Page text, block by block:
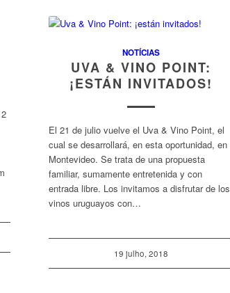
NOTÍCIAS
UVA & VINO POINT:
¡ESTÁN INVITADOS!
El 21 de julio vuelve el Uva & Vino Point, el
cual se desarrollará, en esta oportunidad, en
Montevideo. Se trata de una propuesta
familiar, sumamente entretenida y con
entrada libre. Los invitamos a disfrutar de los
vinos uruguayos con…
19 julho, 2018